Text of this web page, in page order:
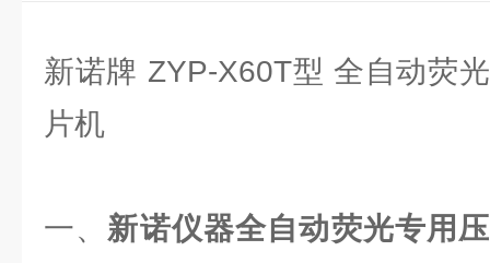
新诺牌 ZYP-X60T型 全自动荧
片机
一、 新诺仪器全自动荧光专用